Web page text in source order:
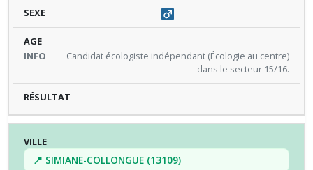
Candidat écologiste indépendant (Écologie au centre)
dans le secteur 15/16.
-
📍 SIMIANE-COLLONGUE (13109)